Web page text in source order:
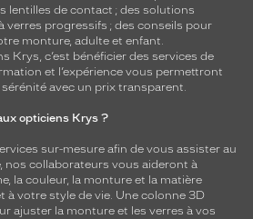
lentilles de contact ; des solutions
verres progressifs ; des conseils pour
monture, adulte et enfant.
Krys, c’est bénéficier des services de
et l’expérience vous permettront
avec un prix transparent.
opticiens Krys ?
sur-mesure afin de vous assister au
nos collaborateurs vous aideront à
la couleur, la monture et la matière
à votre style de vie. Une colonne 3D
ajuster la monture et les verres à vos